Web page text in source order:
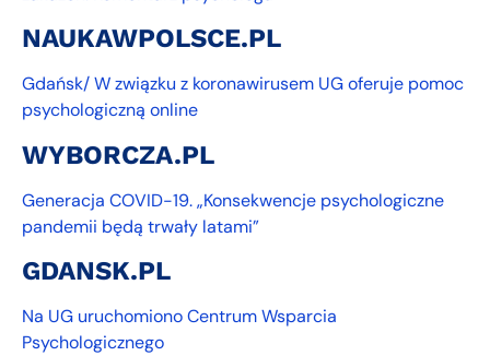
NAUKAWPOLSCE.PL
Gdańsk/ W związku z koronawirusem UG oferuje pomoc
psychologiczną online
WYBORCZA.PL
Generacja COVID-19. „Konsekwencje psychologiczne
pandemii będą trwały latami”
GDANSK.PL
Na UG uruchomiono Centrum Wsparcia
Psychologicznego